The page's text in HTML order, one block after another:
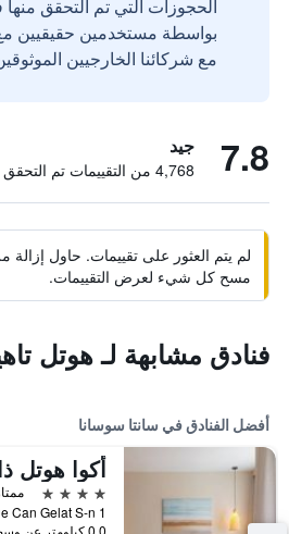
الحجوزات التي تم التحقق
مع شركائنا الخارجيين
7.8 جيد
4,768 من التقييمات تم التحقق منها
لم يتم العثور على تقييمات. حاول إزالة
مسح كل شيء لعرض التقييمات.
فنادق مشابهة لـ هوتل
أفضل الفنادق في سانتا سوسانا
4 نجوم
ممتاز
0.0 كيلومتر عن وسط المدينة